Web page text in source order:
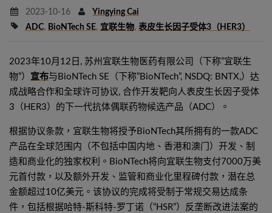
2023-10-16
Yingying Cai
ADC, BioNTech SE, 宜联生物, 表皮生长因子受体3（HER3）
2023年10月12日, 苏州宜联生物医药有限公司（下称”宜联生
物”） 宣布与BioNTech SE（下称”BioNTech”, NSDQ: BNTX,）达
成战略合作和全球许可协议, 合作开发靶向人表皮生长因子受体
3（HER3）的下一代抗体偶联药物候选产品（ADC）。
根据协议条款，宜联生物将授予BioNTech其所拥有的一款ADC
产品在全球范围内（不包括中国内地、香港和澳门）开发、制
造和商业化的独家权利。BioNTech将向宜联生物支付7000万美
元首付款，以及额外开发、监管和商业化里程碑付款，潜在总
金额超过10亿美元。该协议的完成将受制于常规交易达成条
件，包括根据哈特-斯科特-罗丁诺（“HSR”）反垄断改进法案的